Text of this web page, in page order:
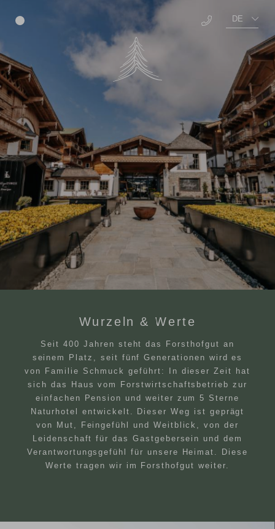
DE
Über Uns
Benefits
Offene Stellen
Ausbildung
Auszeichnungen
TEAM Campus
Well-being
Education
Food
Social
Living
Wurzeln & Werte
Seit 400 Jahren steht das Forsthofgut an
seinem Platz, seit fünf Generationen wird es
von Familie Schmuck geführt: In dieser Zeit hat
sich das Haus vom Forstwirtschaftsbetrieb zur
einfachen Pension und weiter zum 5 Sterne
Naturhotel entwickelt. Dieser Weg ist geprägt
von Mut, Feingefühl und Weitblick, von der
Leidenschaft für das Gastgebersein und dem
Verantwortungsgefühl für unsere Heimat. Diese
Werte tragen wir im Forsthofgut weiter.